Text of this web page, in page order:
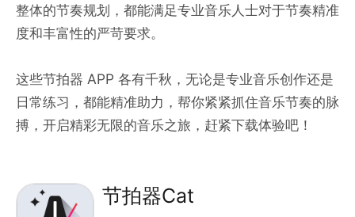
整体的节奏规划，都能满足专业音乐人士对于节奏精准
度和丰富性的严苛要求。
这些节拍器 APP 各有千秋，无论是专业音乐创作还是
日常练习，都能精准助力，帮你紧紧抓住音乐节奏的脉
搏，开启精彩无限的音乐之旅，赶紧下载体验吧！
节拍器Cat